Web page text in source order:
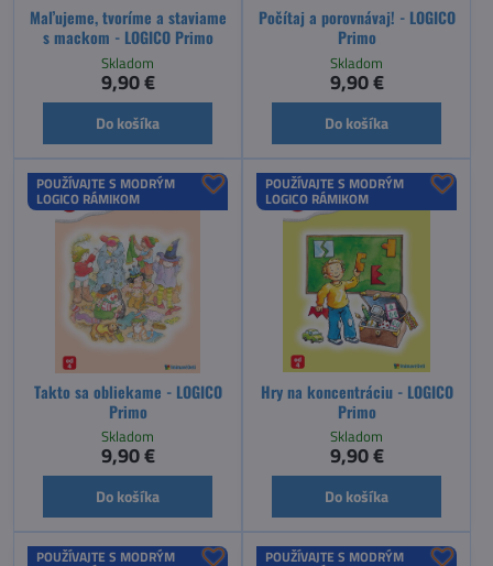
Maľujeme, tvoríme a staviame
s mackom - LOGICO Primo
Skladom
9,90 €
Do košíka
Počítaj a porovnávaj! - LOGICO
Primo
Skladom
9,90 €
Do košíka
POUŽÍVAJTE S MODRÝM
LOGICO RÁMIKOM
Takto sa obliekame - LOGICO
Primo
Skladom
9,90 €
Do košíka
POUŽÍVAJTE S MODRÝM
LOGICO RÁMIKOM
Hry na koncentráciu - LOGICO
Primo
Skladom
9,90 €
Do košíka
POUŽÍVAJTE S MODRÝM POUŽÍVAJTE S MODRÝM